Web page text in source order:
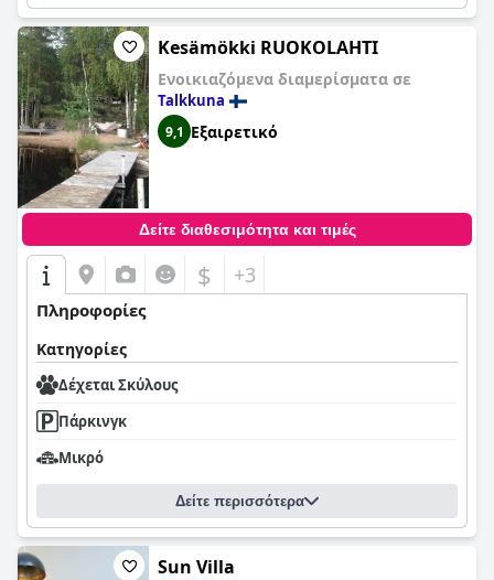
Kesämökki RUOKOLAHTI
Ενοικιαζόμενα διαμερίσματα σε
Talkkuna
9,1 Εξαιρετικό
Δείτε διαθεσιμότητα και τιμές
$ +3
Πληροφορίες
Κατηγορίες
Δέχεται Σκύλους
Πάρκινγκ
Μικρό
Δείτε περισσότερα
Sun Villa